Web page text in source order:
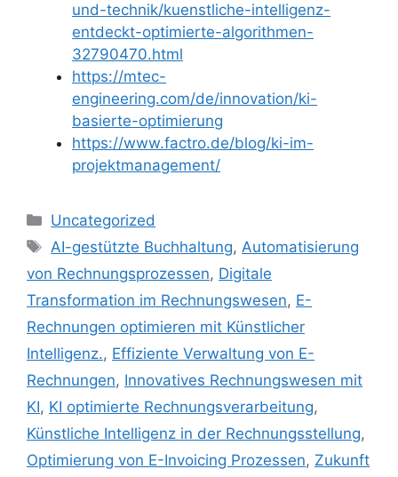
und-technik/kuenstliche-intelligenz-
entdeckt-optimierte-algorithmen-
32790470.html
https://mtec-
engineering.com/de/innovation/ki-
basierte-optimierung
https://www.factro.de/blog/ki-im-
projektmanagement/
Kategorien
Uncategorized
Schlagwörter
AI-gestützte Buchhaltung,Automatisierung
von Rechnungsprozessen, Digitale
Transformation im Rechnungswesen, E-
Rechnungen optimieren mit Künstlicher
Intelligenz., Effiziente Verwaltung von E-
Rechnungen, Innovatives Rechnungswesen mit
KI, KI optimierte Rechnungsverarbeitung,
Künstliche Intelligenz in der Rechnungsstellung,
Optimierung von E-Invoicing Prozessen, Zukunft